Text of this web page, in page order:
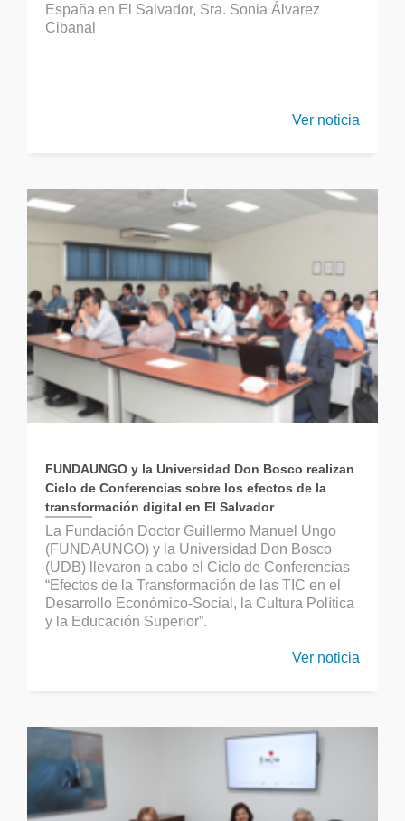
España en El Salvador, Sra. Sonia Álvarez
Cibanal
Ver noticia
FUNDAUNGO y la Universidad Don Bosco realizan
Ciclo de Conferencias sobre los efectos de la
transformación digital en El Salvador
La Fundación Doctor Guillermo Manuel Ungo
(FUNDAUNGO) y la Universidad Don Bosco
(UDB) llevaron a cabo el Ciclo de Conferencias
“Efectos de la Transformación de las TIC en el
Desarrollo Económico-Social, la Cultura Política
y la Educación Superior”.
Ver noticia